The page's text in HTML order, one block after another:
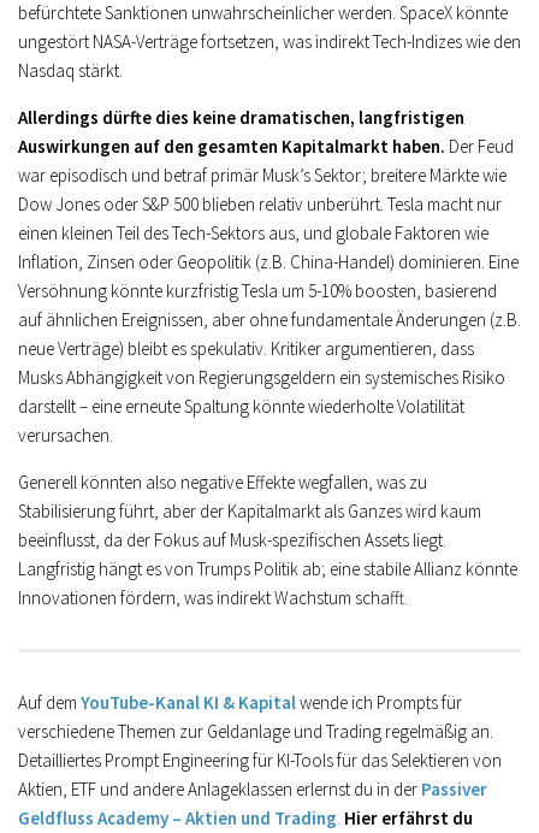
befürchtete Sanktionen unwahrscheinlicher werden. SpaceX könnte
ungestört NASA-Verträge fortsetzen, was indirekt Tech-Indizes wie den
Nasdaq stärkt.
Allerdings dürfte dies keine dramatischen, langfristigen
Auswirkungen auf den gesamten Kapitalmarkt haben. Der Feud
war episodisch und betraf primär Musk’s Sektor; breitere Märkte wie
Dow Jones oder S&P 500 blieben relativ unberührt. Tesla macht nur
einen kleinen Teil des Tech-Sektors aus, und globale Faktoren wie
Inflation, Zinsen oder Geopolitik (z.B. China-Handel) dominieren. Eine
Versöhnung könnte kurzfristig Tesla um 5-10% boosten, basierend
auf ähnlichen Ereignissen, aber ohne fundamentale Änderungen (z.B.
neue Verträge) bleibt es spekulativ. Kritiker argumentieren, dass
Musks Abhängigkeit von Regierungsgeldern ein systemisches Risiko
darstellt – eine erneute Spaltung könnte wiederholte Volatilität
verursachen.
Generell könnten also negative Effekte wegfallen, was zu
Stabilisierung führt, aber der Kapitalmarkt als Ganzes wird kaum
beeinflusst, da der Fokus auf Musk-spezifischen Assets liegt.
Langfristig hängt es von Trumps Politik ab; eine stabile Allianz könnte
Innovationen fördern, was indirekt Wachstum schafft.
Auf dem YouTube-Kanal KI & Kapitalwende ich Prompts für
verschiedene Themen zur Geldanlage und Trading regelmäßig an.
Detailliertes Prompt Engineering für KI-Tools für das Selektieren von
Aktien, ETF und andere Anlageklassen erlernst du in der Passiver
Geldfluss Academy – Aktien und Trading Hier erfährst du